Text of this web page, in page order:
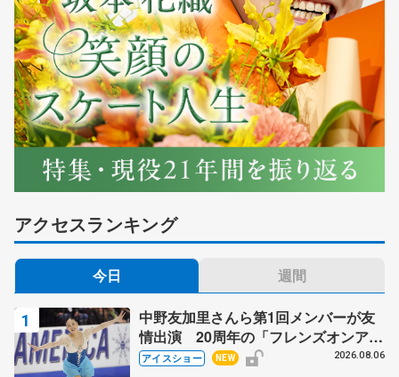
アクセスランキング
今日 週間
中野友加里さんら第1回メンバーが友
情出演 20周年の「フレンズオンアイ
ス」 宮本賢二さん、有川梨絵さん、
アイスショー NEW 2026.08.06